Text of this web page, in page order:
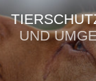
UND